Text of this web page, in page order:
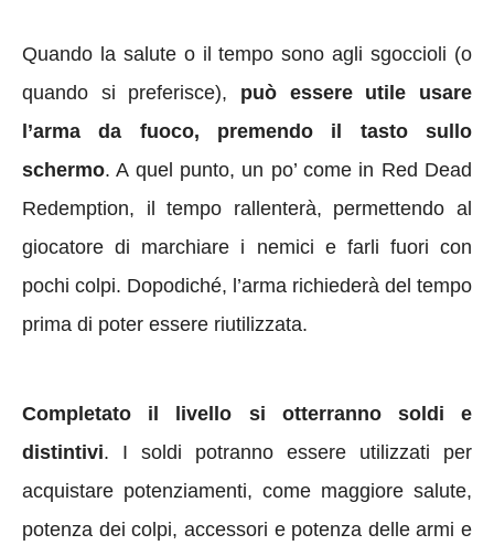
Quando la salute o il tempo sono agli sgoccioli (o
quando si preferisce), può essere utile usare
l’arma da fuoco, premendo il tasto sullo
schermo. A quel punto, un po’ come in Red Dead
Redemption, il tempo rallenterà, permettendo al
giocatore di marchiare i nemici e farli fuori con
pochi colpi. Dopodiché, l’arma richiederà del tempo
prima di poter essere riutilizzata.
Completato il livello si otterranno soldi e
distintivi. I soldi potranno essere utilizzati per
acquistare potenziamenti, come maggiore salute,
potenza dei colpi, accessori e potenza delle armi e